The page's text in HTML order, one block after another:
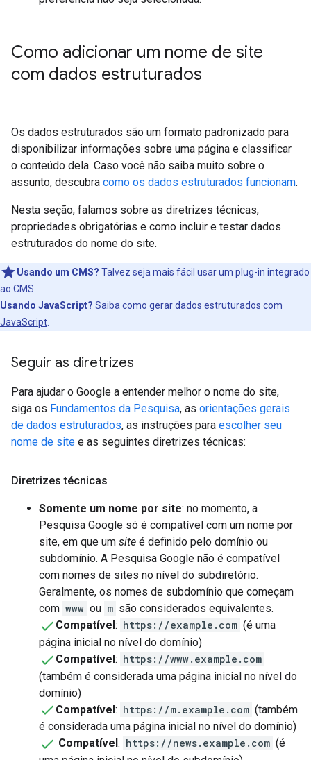
Como adicionar um nome de site
com dados estruturados
Os dados estruturados são um formato padronizado para
disponibilizar informações sobre uma página e classificar
o conteúdo dela. Caso você não saiba muito sobre o
assunto, descubra como os dados estruturados funcionam.
Nesta seção, falamos sobre as diretrizes técnicas,
propriedades obrigatórias e como incluir e testar dados
estruturados do nome do site.
Usando um CMS? Talvez seja mais fácil usar um plug-in integrado
ao CMS.
Usando JavaScript? Saiba como gerar dados estruturados com
JavaScript
Seguir as diretrizes
Para ajudar o Google a entender melhor o nome do site,
siga os Fundamentos da Pesquisa, as orientações gerais
de dados estruturados, as instruções para escolher seu
nome de site e as seguintes diretrizes técnicas:
Diretrizes técnicas
Somente um nome por site: no momento, a
Pesquisa Google só é compatível com um nome por
site, em que um site é definido pelo domínio ou
subdomínio. A Pesquisa Google não é compatível
com nomes de sites no nível do subdiretório.
Geralmente, os nomes de subdomínio que começam
com www ou m são considerados equivalentes.
Compatível: https://example.com (é uma
página inicial no nível do domínio)
Compatível: https://www.example.com
(também é considerada uma página inicial no nível do
domínio)
Compatível: https://m.example.com (também
é considerada uma página inicial no nível do domínio)
Compatível : https://news.example.com (é